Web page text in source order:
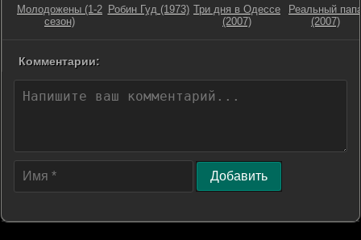
Молодожены (1-2
сезон)
Робин Гуд (1973) Три дня в Одессе
(2007)
Реальный
(2007)
Комментарии:
Добавить